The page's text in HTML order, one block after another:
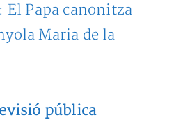
El Papa canonitza
Maria de la
pública